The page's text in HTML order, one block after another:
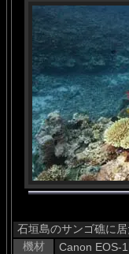
石垣島のサンゴ礁に
機材
Canon EOS-